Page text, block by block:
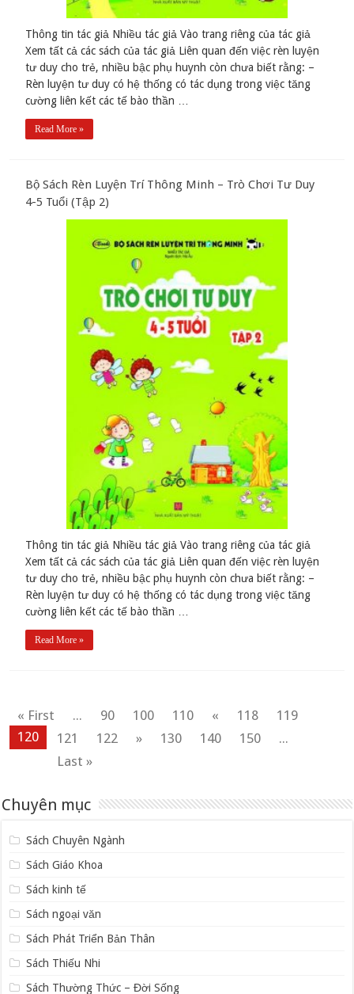
Thông tin tác giả Nhiều tác giả Vào trang riêng của tác giả
Xem tất cả các sách của tác giả Liên quan đến việc rèn luyện
tư duy cho trẻ, nhiều bậc phụ huynh còn chưa biết rằng: –
Rèn luyện tư duy có hệ thống có tác dụng trong việc tăng
cường liên kết các tế bào thần …
Read More »
Bộ Sách Rèn Luyện Trí Thông Minh – Trò Chơi Tư Duy
4-5 Tuổi (Tập 2)
Thông tin tác giả Nhiều tác giả Vào trang riêng của tác giả
Xem tất cả các sách của tác giả Liên quan đến việc rèn luyện
tư duy cho trẻ, nhiều bậc phụ huynh còn chưa biết rằng: –
Rèn luyện tư duy có hệ thống có tác dụng trong việc tăng
cường liên kết các tế bào thần …
Read More »
« First ... 90 100 110 « 118
119
120
121 122 » 130 140 150
...
Last »
Chuyên mục
Sách Chuyên Ngành
Sách Giáo Khoa
Sách kinh tế
Sách ngoại văn
Sách Phát Triển Bản Thân
Sách Thiếu Nhi
Sách Thường Thức – Đời Sống